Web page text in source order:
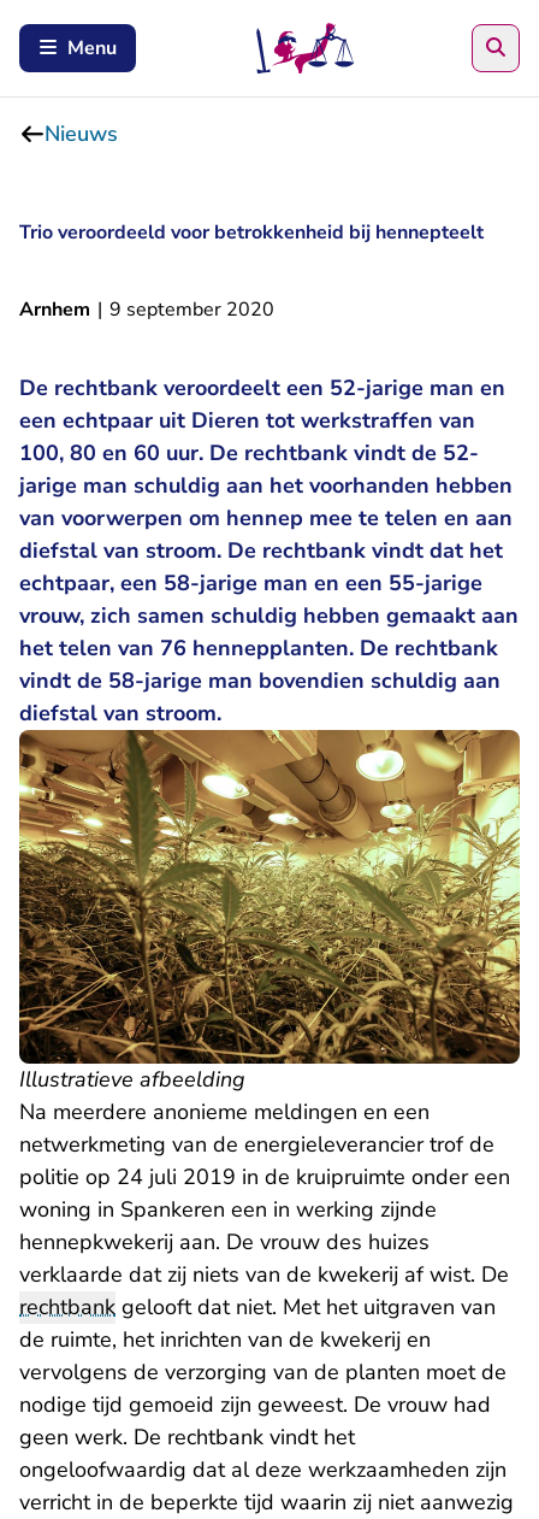
Menu
Nieuws
Trio veroordeeld voor betrokkenheid bij hennepteelt
Arnhem | 9 september 2020
De rechtbank veroordeelt een 52-jarige man en
een echtpaar uit Dieren tot werkstraffen van
100, 80 en 60 uur. De rechtbank vindt de 52-
jarige man schuldig aan het voorhanden hebben
van voorwerpen om hennep mee te telen en aan
diefstal van stroom. De rechtbank vindt dat het
echtpaar, een 58-jarige man en een 55-jarige
vrouw, zich samen schuldig hebben gemaakt aan
het telen van 76 hennepplanten. De rechtbank
vindt de 58-jarige man bovendien schuldig aan
diefstal van stroom.
Illustratieve afbeelding
Na meerdere anonieme meldingen en een
netwerkmeting van de energieleverancier trof de
politie op 24 juli 2019 in de kruipruimte onder een
woning in Spankeren een in werking zijnde
hennepkwekerij aan. De vrouw des huizes
verklaarde dat zij niets van de kwekerij af wist. De
rechtbank gelooft dat niet. Met het uitgraven van
de ruimte, het inrichten van de kwekerij en
vervolgens de verzorging van de planten moet de
nodige tijd gemoeid zijn geweest. De vrouw had
geen werk. De rechtbank vindt het
ongeloofwaardig dat al deze werkzaamheden zijn
verricht in de beperkte tijd waarin zij niet aanwezig